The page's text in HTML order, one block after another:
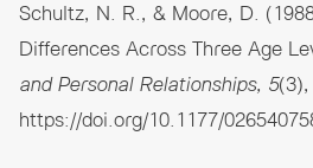
Schultz, N. R., & Moore, D.
Differences Across Three Age
and Personal Relationships, 5
https://doi.org/10.1177/